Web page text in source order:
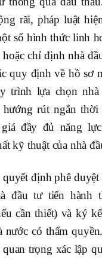
rãi, pháp luật
số hình thức linh
hoặc chỉ định nhà
quy định về hồ sơ
trình lựa chọn
hướng rút ngắn
đầy đủ năng
kỹ thuật của nhà
định phê duyệt
đầu tư tiến hành
cần thiết) và ký
nước có thẩm
trọng xác lập